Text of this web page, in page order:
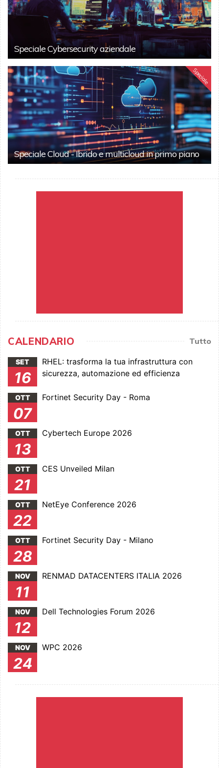
Speciale Cybersecurity aziendale
Speciale
Speciale Cloud - Ibrido e multicloud in primo piano
CALENDARIO Tutto
SET
16
RHEL: trasforma la tua infrastruttura con
sicurezza, automazione ed efficienza
OTT
07
Fortinet Security Day - Roma
OTT
13
Cybertech Europe 2026
OTT
21
CES Unveiled Milan
OTT
22
NetEye Conference 2026
OTT
28
Fortinet Security Day - Milano
NOV
11
RENMAD DATACENTERS ITALIA 2026
NOV
12
Dell Technologies Forum 2026
NOV
24
WPC 2026